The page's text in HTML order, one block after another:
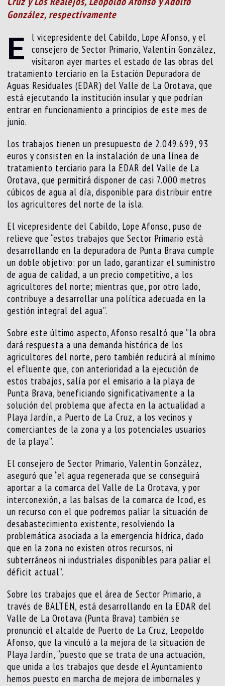
González, respectivamente
E
l vicepresidente del Cabildo, Lope Afonso, y el
consejero de Sector Primario, Valentín González,
visitaron ayer martes el estado de las obras del
tratamiento terciario en la Estación Depuradora de
Aguas Residuales (EDAR) del Valle de La Orotava, que
está ejecutando la institución insular y que podrían
entrar en funcionamiento a principios de este mes de
junio.
Los trabajos tienen un presupuesto de 2.049.699, 93
euros y consisten en la instalación de una línea de
tratamiento terciario para la EDAR del Valle de La
Orotava, que permitirá disponer de casi 7.000 metros
cúbicos de agua al día, disponible para distribuir entre
los agricultores del norte de la isla.
El vicepresidente del Cabildo, Lope Afonso, puso de
relieve que “estos trabajos que Sector Primario está
desarrollando en la depuradora de Punta Brava cumple
un doble objetivo: por un lado, garantizar el suministro
de agua de calidad, a un precio competitivo, a los
agricultores del norte; mientras que, por otro lado,
contribuye a desarrollar una política adecuada en la
gestión integral del agua”.
Sobre este último aspecto, Afonso resaltó que “la obra
dará respuesta a una demanda histórica de los
agricultores del norte, pero también reducirá al mínimo
el efluente que, con anterioridad a la ejecución de
estos trabajos, salía por el emisario a la playa de
Punta Brava, beneficiando significativamente a la
solución del problema que afecta en la actualidad a
Playa Jardín, a Puerto de La Cruz, a los vecinos y
comerciantes de la zona y a los potenciales usuarios
de la playa”.
El consejero de Sector Primario, Valentín González,
aseguró que “el agua regenerada que se conseguirá
aportar a la comarca del Valle de La Orotava, y por
interconexión, a las balsas de la comarca de Icod, es
un recurso con el que podremos paliar la situación de
desabastecimiento existente, resolviendo la
problemática asociada a la emergencia hídrica, dado
que en la zona no existen otros recursos, ni
subterráneos ni industriales disponibles para paliar el
déficit actual”.
Sobre los trabajos que el área de Sector Primario, a
través de BALTEN, está desarrollando en la EDAR del
Valle de La Orotava (Punta Brava) también se
pronunció el alcalde de Puerto de La Cruz, Leopoldo
Afonso, que la vinculó a la mejora de la situación de
Playa Jardín, “puesto que se trata de una actuación,
que unida a los trabajos que desde el Ayuntamiento
hemos puesto en marcha de mejora de imbornales y